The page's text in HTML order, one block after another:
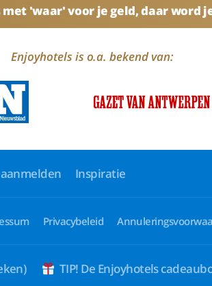
'waar' voor je geld, daar word
Enjoyhotels is o.a. bekend van:
Inspiratie
Privacybeleid
TIP! De Enjoyhotels